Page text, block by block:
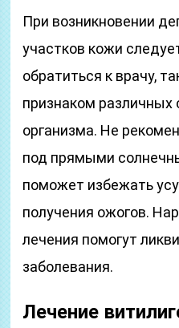
При возникновении
участков кожи
обратиться к врачу,
признаком различных
организма. Не
под прямыми
поможет избежать
получения ожогов.
лечения помогут
заболевания.
Лечение